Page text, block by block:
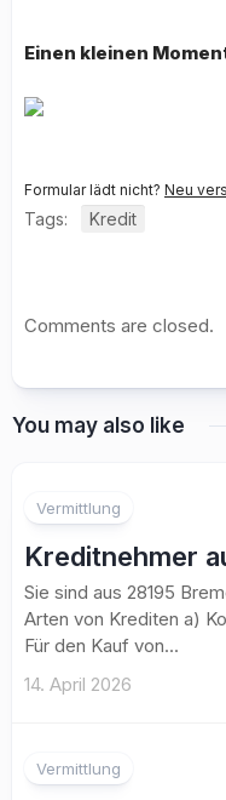
Einen kleinen
Formular lädt nicht? Neu
Tags: Kredit
Comments are closed.
You may also like
Vermittlung
Kreditnehmer
Sie sind aus 28195
Arten von Krediten a)
Für den Kauf von...
14. April 2026
Vermittlung